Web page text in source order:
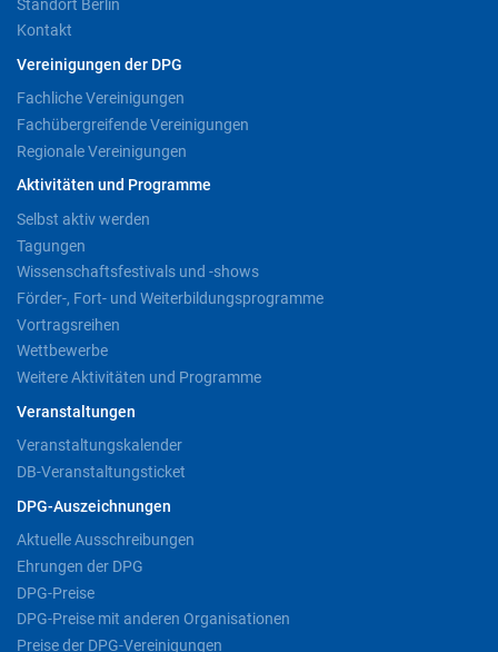
Standort Berlin
Kontakt
Vereinigungen der DPG
Fachliche Vereinigungen
Fachübergreifende Vereinigungen
Regionale Vereinigungen
Aktivitäten und Programme
Selbst aktiv werden
Tagungen
Wissenschaftsfestivals und -shows
Förder-, Fort- und Weiterbildungsprogramme
Vortragsreihen
Wettbewerbe
Weitere Aktivitäten und Programme
Veranstaltungen
Veranstaltungskalender
DB-Veranstaltungsticket
DPG-Auszeichnungen
Aktuelle Ausschreibungen
Ehrungen der DPG
DPG-Preise
DPG-Preise mit anderen Organisationen
Preise der DPG-Vereinigungen